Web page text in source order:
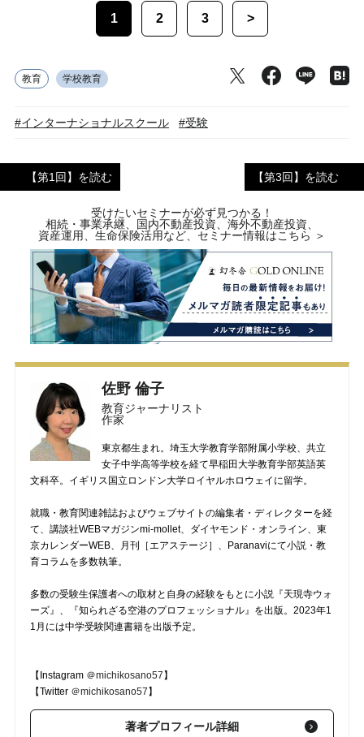
1 2 3 >
教育 学校教育
#インターナショナルスクール #受験
【第1回】を読む 【第3回】を読む
受けたいセミナーが必ず見つかる！
相続・事業承継、国内不動産投資、海外不動産投資、
資産運用、生命保険活用など、セミナー情報はこちら ＞
佐野 倫子
教育ジャーナリスト
作家
東京都生まれ。埼玉大学教育学部附属小学校、共立
女子中学高等学校を経て早稲田大学教育学部英語英
文科卒。イギリス国立ロンドン大学ロイヤルホロウェイに留学。
就職・教育関連雑誌およびウェブサイトの編集者・ディレクターを経
て、講談社WEBマガジンmi-mollet、ダイヤモンド・オンライン、東
京カレンダーWEB、月刊［エアステージ］、Paranaviにて小説・教
育コラムを多数執筆。
多数の受験生保護者への取材と自身の経験をもとに小説『天現寺ウォ
ーズ』、『知られざる空港のプロフェッショナル』を出版。2023年1
1月には中学受験関連書籍を出版予定。
【Instagram ＠michikosano57 】
【Twitter ＠michikosano57 】
著者プロフィール詳細